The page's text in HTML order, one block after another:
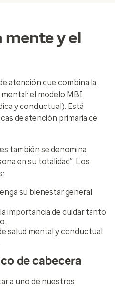
mente y el
atención que combina la
el modelo MBI
y conductual). Está
de atención primaria de
también se denomina
en su totalidad”. Los
su bienestar general
importancia de cuidar tanto
salud mental y conductual
de cabecera
a uno de nuestros